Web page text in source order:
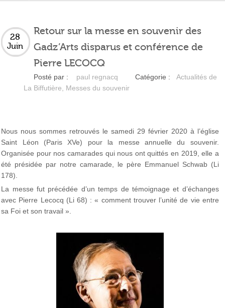
Retour sur la messe en souvenir des
Gadz’Arts disparus et conférence de
Pierre LECOCQ
28
Juin
Posté par : paul regnacq Catégorie :
Actualités de
La Biffutière
Messes du souvenir
Nous nous sommes retrouvés le samedi 29 février 2020 à l’église
Saint Léon (Paris XVe) pour la messe annuelle du souvenir.
Organisée pour nos camarades qui nous ont quittés en 2019, elle a
été présidée par notre camarade, le père Emmanuel Schwab (Li
178).
La messe fut précédée d’un temps de témoignage et d’échanges
avec Pierre Lecocq (Li 68) : « comment trouver l’unité de vie entre
sa Foi et son travail ».